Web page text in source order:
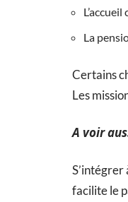
La
Certains
Les
A voir
S’intégrer
facilite le